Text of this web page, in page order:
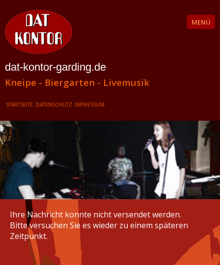
MENÜ
dat-kontor-garding.de
Kneipe - Biergarten - Livemusik
STARTSEITE DATENSCHUTZ IMPRESSUM
Ihre Nachricht konnte nicht versendet werden.
Bitte versuchen Sie es wieder zu einem späteren
Zeitpunkt.